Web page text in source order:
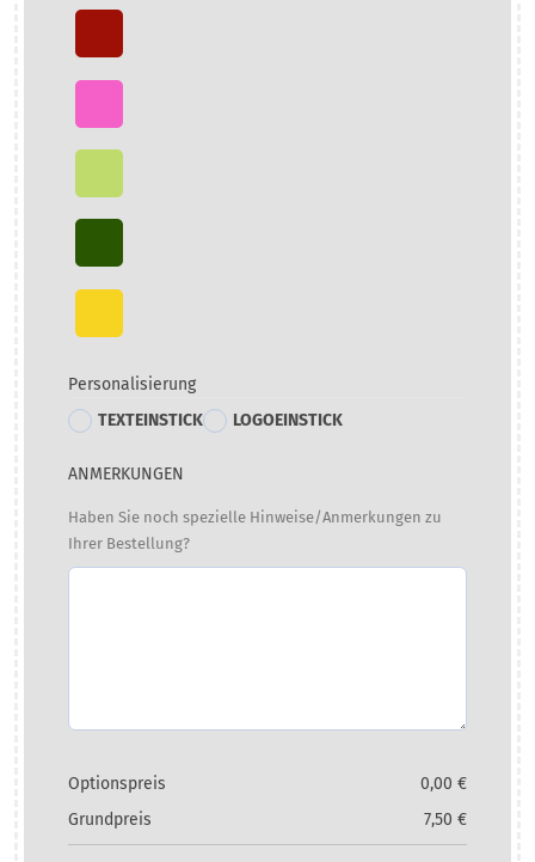
Personalisierung
TEXTEINSTICK
LOGOEINSTICK
ANMERKUNGEN
Haben Sie noch spezielle Hinweise/Anmerkungen zu
Ihrer Bestellung?
Optionspreis 0,00 €
Grundpreis
7,50 €